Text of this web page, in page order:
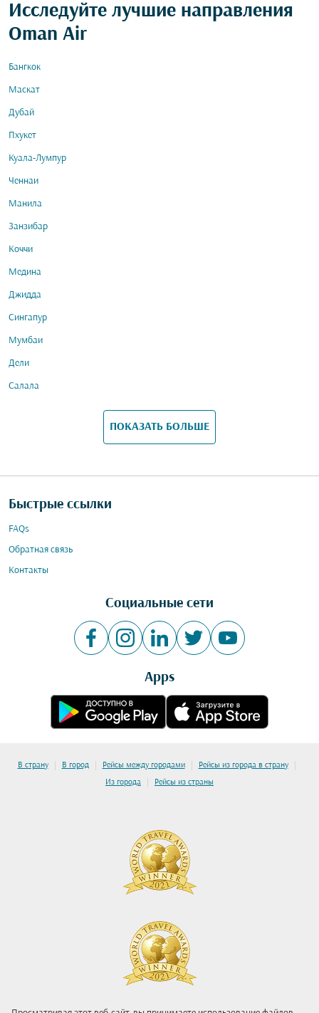
Исследуйте лучшие направления
Oman Air
Бангкок
Маскат
Дубай
Пхукет
Куала-Лумпур
Ченнаи
Манила
Занзибар
Коччи
Медина
Джидда
Сингапур
Мумбаи
Дели
Салала
ПОКАЗАТЬ БОЛЬШЕ
Быстрые ссылки
FAQs
Обратная связь
Контакты
Социальные сети
Apps
В страну | В город | Рейсы между городами | Рейсы из города в страну |
Из города | Рейсы из страны